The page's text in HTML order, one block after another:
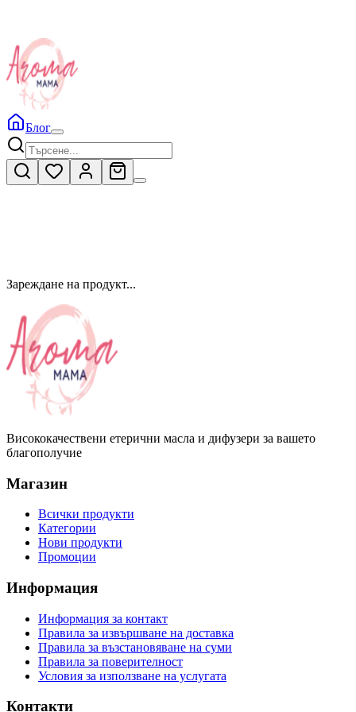
Блог
Зареждане на продукт...
Висококачествени етерични масла и дифузери за вашето
благополучие
Магазин
Всички продукти
Категории
Нови продукти
Промоции
Информация
Информация за контакт
Правила за извършване на доставка
Правила за възстановяване на суми
Правила за поверителност
Условия за използване на услугата
Контакти